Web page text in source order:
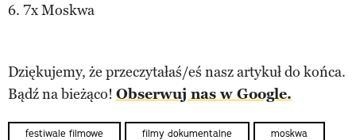
6. 7x Moskwa
Dziękujemy, że przeczytałaś/eś nasz artykuł do końca.
Bądź na bieżąco! Obserwuj nas w Google.
festiwale filmowe filmy dokumentalne moskwa